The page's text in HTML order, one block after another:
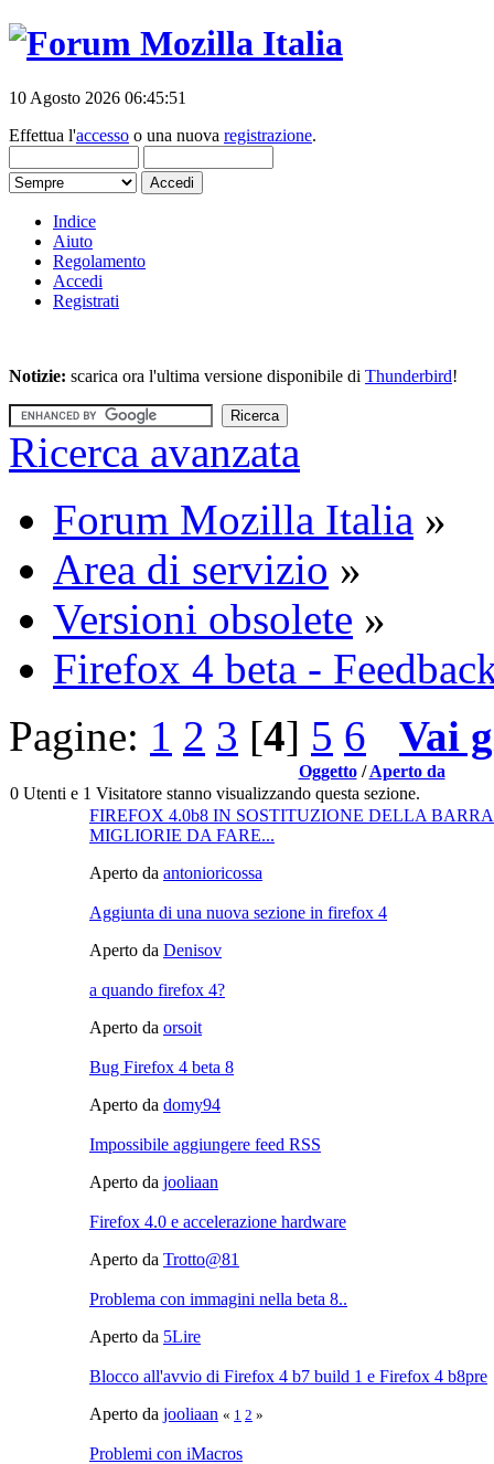
10 Agosto 2026 06:45:51
Effettua l'accesso o una nuova registrazione.
Indice
Aiuto
Regolamento
Accedi
Registrati
Notizie: scarica ora l'ultima versione disponibile di Thunderbird!
Ricerca avanzata
Forum Mozilla Italia »
Area di servizio »
Versioni obsolete »
Firefox 4 beta -
Pagine: 1 2 3 [4] 5 6 Vai
Oggetto/Aperto da
0 Utenti e 1 Visitatore stanno visualizzando questa sezione.
FIREFOX 4.0b8 IN SOSTITUZIONE DELLA
MIGLIORIE DA FARE...
Aperto da antonioricossa
Aggiunta di una nuova sezione in firefox 4
Aperto da Denisov
a quando firefox 4?
Aperto da orsoit
Bug Firefox 4 beta 8
Aperto da domy94
Impossibile aggiungere feed RSS
Aperto da jooliaan
Firefox 4.0 e accelerazione hardware
Aperto da Trotto@81
Problema con immagini nella beta 8..
Aperto da 5Lire
Blocco all'avvio di Firefox 4 b7 build 1 e Firefox 4 b8pre
Aperto da jooliaan « 1 2 »
Problemi con iMacros